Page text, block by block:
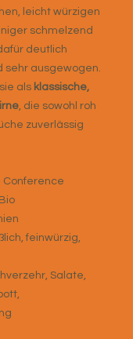
leicht würzigen
schmelzend
deutlich
sehr ausgewogen.
als klassische,
, die sowohl roh
zuverlässig
Conference
feinwürzig,
Salate,